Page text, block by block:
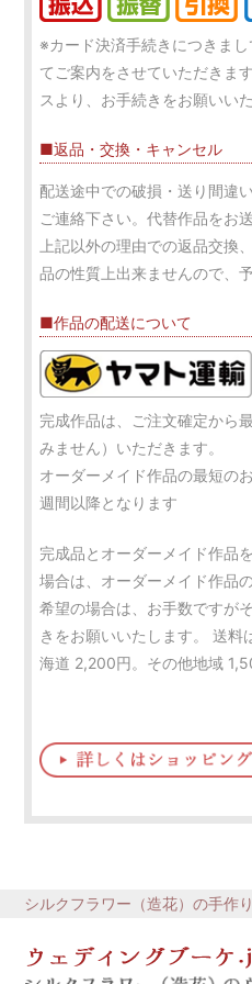
※カード決済手続きにつきま
てご案内をさせていただきま
スより、お手続きをお願いいた
■返品・交換・キャンセル
配送途中での破損・送り間違
ご連絡下さい。代替作品をお
上記以外の理由での返品交換
品の性質上出来ませんので、
■作品の配送について
完成作品は、ご注文確定から
みません）いただきます。
オーダーメイド作品の最短の
週間以降となります
完成品とオーダーメイド作品
場合は、オーダーメイド作品
希望の場合は、お手数ですが
きをお願いいたします。 送
海道 2,200円。その他地域
シルクフラワー（造花）の手作